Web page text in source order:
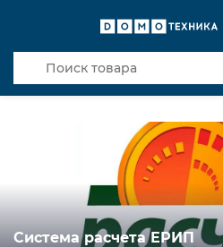
Система расчета ЕРИП